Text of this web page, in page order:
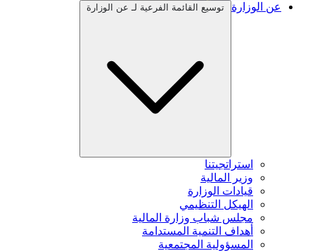
عن الوزارة
توسيع القائمة الفرعية لـ عن الوزارة
استراتجيتنا
وزير المالية
قيادات الوزارة
الهيكل التنظيمي
مجلس شباب وزارة المالية
أهداف التنمية المستدامة
المسؤولية المجتمعية